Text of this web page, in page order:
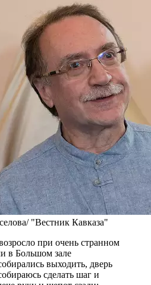
"Вестник Кавказа"
при очень странном
в Большом зале
выходить, дверь
сделать шаг и